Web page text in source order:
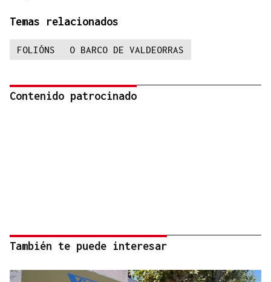
Temas relacionados
FOLIÓNS O BARCO DE VALDEORRAS
Contenido patrocinado
También te puede interesar